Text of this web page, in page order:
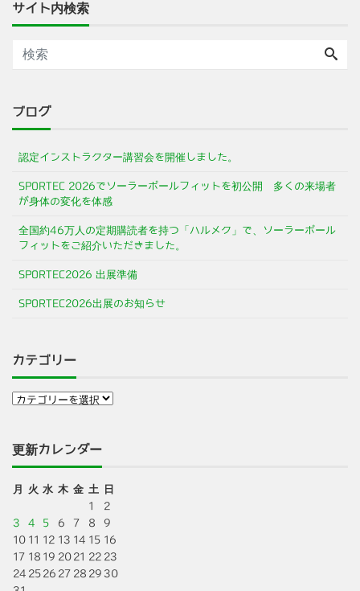
サイト内検索
ブログ
認定インストラクター講習会を開催しました。
SPORTEC 2026でソーラーポールフィットを初公開 多くの来場者
が身体の変化を体感
全国約46万人の定期購読者を持つ「ハルメク」で、ソーラーポール
フィットをご紹介いただきました。
SPORTEC2026 出展準備
SPORTEC2026出展のお知らせ
カテゴリー
更新カレンダー
月 火 水 木 金 土
日
1
2
3
4 5 6 7 8
9
10 11 12 13 14 15 16
17 18 19 20 21 22 23
24 25 26 27 28 29 30